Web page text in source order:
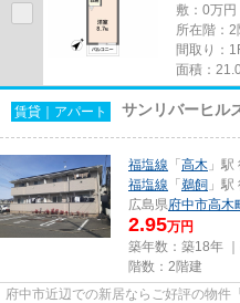
敷：0万円
所在階：2
間取り：
面積：
賃貸｜アパート サンリバーヒル
福塩線 「 高木 」
福塩線 「 鵜飼 」
広島県府中市高木
2.95万円
築年数：築18年 ｜
階数：2階建
府中市近辺での新居ならご好評の物